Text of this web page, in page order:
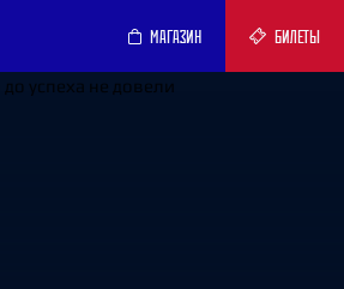
МАГАЗИН БИЛЕТЫ